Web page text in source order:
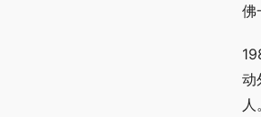
佛
动